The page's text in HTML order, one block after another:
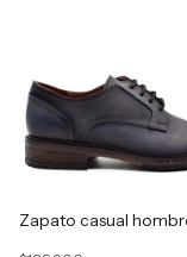
Zapato casual